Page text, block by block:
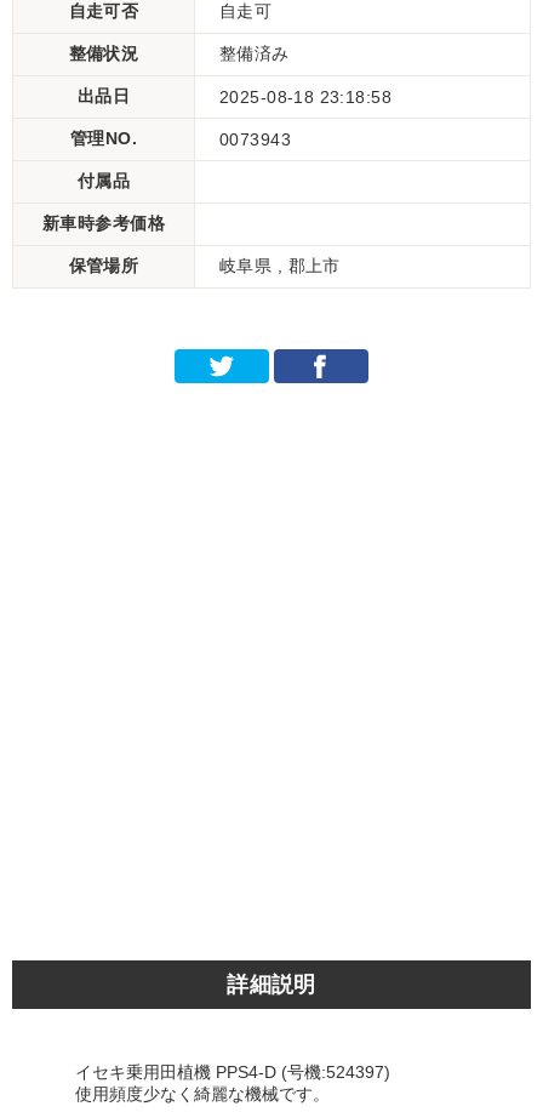
自走可否 自走可
整備状況 整備済み
出品日 2025-08-18 23:18:58
管理NO. 0073943
付属品
新車時参考価格
保管場所 岐阜県 , 郡上市
詳細説明
イセキ乗用田植機 PPS4-D (号機:524397)
使用頻度少なく綺麗な機械です。